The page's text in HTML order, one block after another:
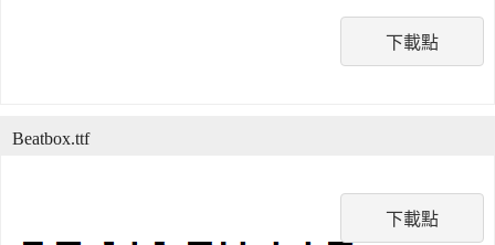
下載點
下載點
Beatbox.ttf